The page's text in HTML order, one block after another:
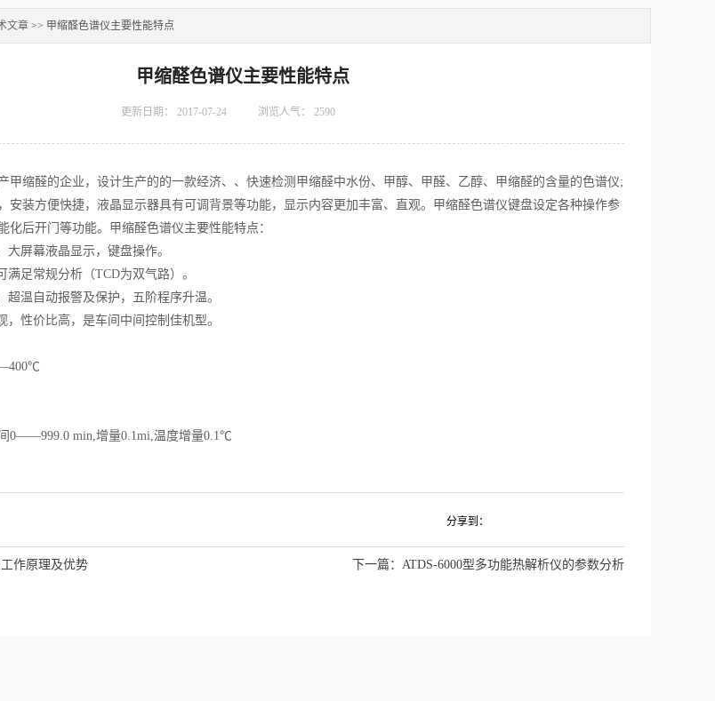
文章 >> 甲缩醛色谱仪主要性能特点
甲缩醛色谱仪主要性能特点
更新日期： 2017-07-24 浏览人气： 2590
甲缩醛的企业，设计生产的的一款经济、、快速检测甲缩醛中水份、甲醇、甲醛、乙醇、甲缩醛的含量的色谱仪;
安装方便快捷，液晶显示器具有可调背景等功能，显示内容更加丰富、直观。甲缩醛色谱仪键盘设定各种操作参
化后开门等功能。甲缩醛色谱仪主要性能特点：
大屏幕液晶显示，键盘操作。
足常规分析（TCD为双气路）。
超温自动报警及保护，五阶程序升温。
，性价比高，是车间中间控制佳机型。
0——999.0 min,增量0.1mi,温度增量0.1℃
分享到：
作原理及优势 下一篇： ATDS-6000型多功能热解析仪的参数分析